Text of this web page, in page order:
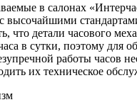
в салонах
высочайшими
что детали часового
в сутки, поэтому для
работы часов
их техническое